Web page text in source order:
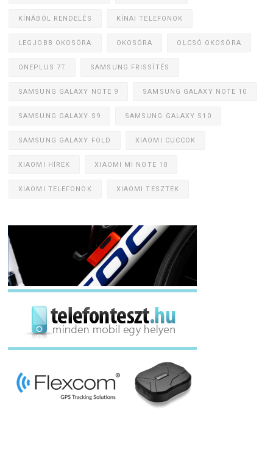
KÍNÁBÓL RENDELÉS KÍNAI TELEFONOK
LEGJOBB OKOSÓRA OKOSÓRA OLCSÓ OKOSÓRA
ONEPLUS 7T SAMSUNG FRISSÍTÉS
SAMSUNG GALAXY NOTE 9 SAMSUNG GALAXY NOTE 10
SAMSUNG GALAXY S9 SAMSUNG GALAXY S10
SAMSUNG GALAXY FOLD XIAOMI CUCCOK
XIAOMI HÍREK XIAOMI MI NOTE 10
XIAOMI TELEFONOK XIAOMI TESZTEK